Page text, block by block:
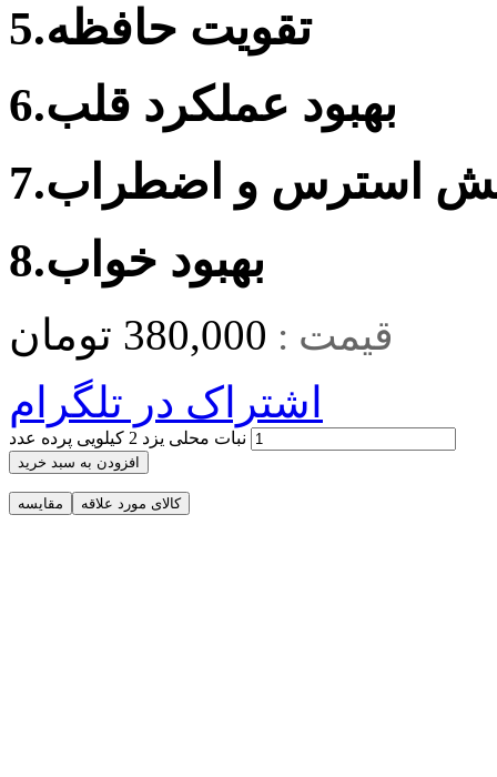
5.تقویت حافظه
6.بهبود عملکرد قلب
استرس و اضطراب
8.بهبود خواب
قیمت : 380,000 تومان
اشتراک در تلگرام
نبات محلی یزد 2 کیلویی پرده عدد
افزودن به سبد خرید
مقایسه کالای مورد علاقه